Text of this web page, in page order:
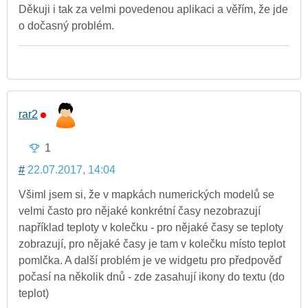
Děkuji i tak za velmi povedenou aplikaci a věřím, že jde
o dočasný problém.
rar2
1
# 22.07.2017, 14:04
Všiml jsem si, že v mapkách numerických modelů se
velmi často pro nějaké konkrétní časy nezobrazují
například teploty v kolečku - pro nějaké časy se teploty
zobrazují, pro nějaké časy je tam v kolečku místo teplot
pomlčka. A další problém je ve widgetu pro předpověď
počasí na několik dnů - zde zasahují ikony do textu (do
teplot)